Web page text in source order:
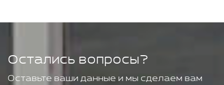
Остались вопросы?
Оставьте ваши данные и мы сделаем вам